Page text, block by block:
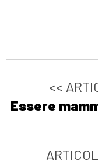
<<
Essere